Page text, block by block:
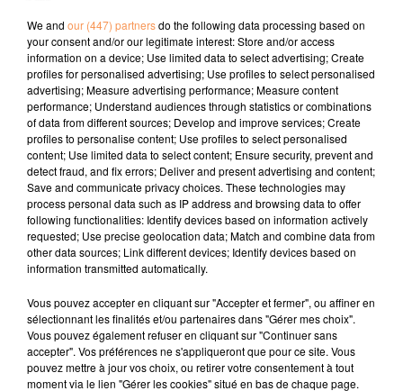
Site internet :www.fabrice-magie.com/
Facebook :L'âme Agit production .
Instagram :fabricelimouzin
TITRES DIFFUSÉS
17h08
17h08 17h03
17h03 17h00
17h00
We and our (447) partnersdo the following data processing based on
your consent and/or our legitimate interest: Store and/or access
information on a device; Use limited data to select advertising; Create
profiles for personalised advertising; Use profiles to select personalised
advertising; Measure advertising performance; Measure content
performance; Understand audiences through statistics or combinations
of data from different sources; Develop and improve services; Create
profiles to personalise content; Use profiles to select personalised
content; Use limited data to select content; Ensure security, prevent and
detect fraud, and fix errors; Deliver and present advertising and content;
Save and communicate privacy choices. These technologies may
process personal data such as IP address and browsing data to offer
following functionalities: Identify devices based on information actively
requested; Use precise geolocation data; Match and combine data from
other data sources; Link different devices; Identify devices based on
information transmitted automatically.
Vous pouvez accepter en cliquant sur "Accepter et fermer", ou affiner en
sélectionnant les finalités et/ou partenaires dans "Gérer mes choix".
Vous pouvez également refuser en cliquant sur "Continuer sans
accepter". Vos préférences ne s'appliqueront que pour ce site. Vous
pouvez mettre à jour vos choix, ou retirer votre consentement à tout
moment via le lien "Gérer les cookies" situé en bas de chaque page.